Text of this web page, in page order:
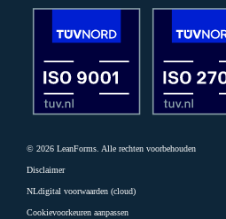
© 2026 LeanForms. Alle rechten voorbehouden
Disclaimer
NLdigital voorwaarden (cloud)
Cookievoorkeuren aanpassen